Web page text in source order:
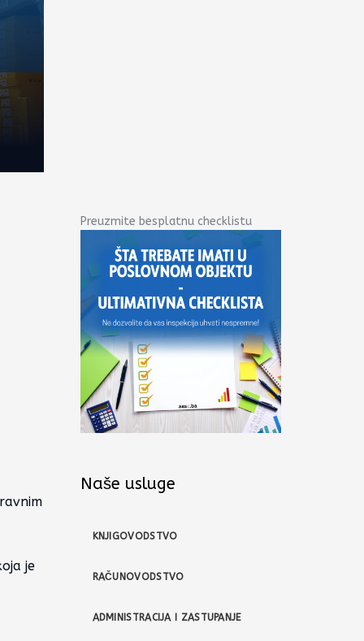
je
Preuzmite besplatnu checklistu
Naše usluge
KNJIGOVODSTVO
RAČUNOVODSTVO
ADMINISTRACIJA I ZASTUPANJE